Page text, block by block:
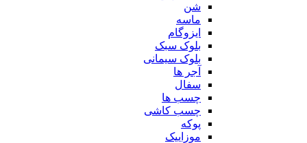
شن
ماسه
ایزوگام
بلوک سبک
بلوک سیمانی
آجر ها
سفال
چسب ها
چسب کاشی
پوکه
موزاییک